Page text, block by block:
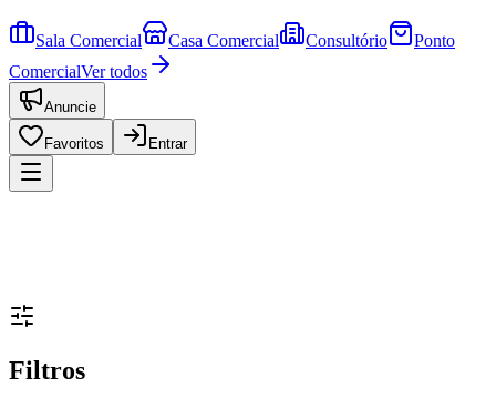
Sala Comercial Casa Comercial Consultório
Ponto
ComercialVer todos
Anuncie
Favoritos Entrar
Filtros